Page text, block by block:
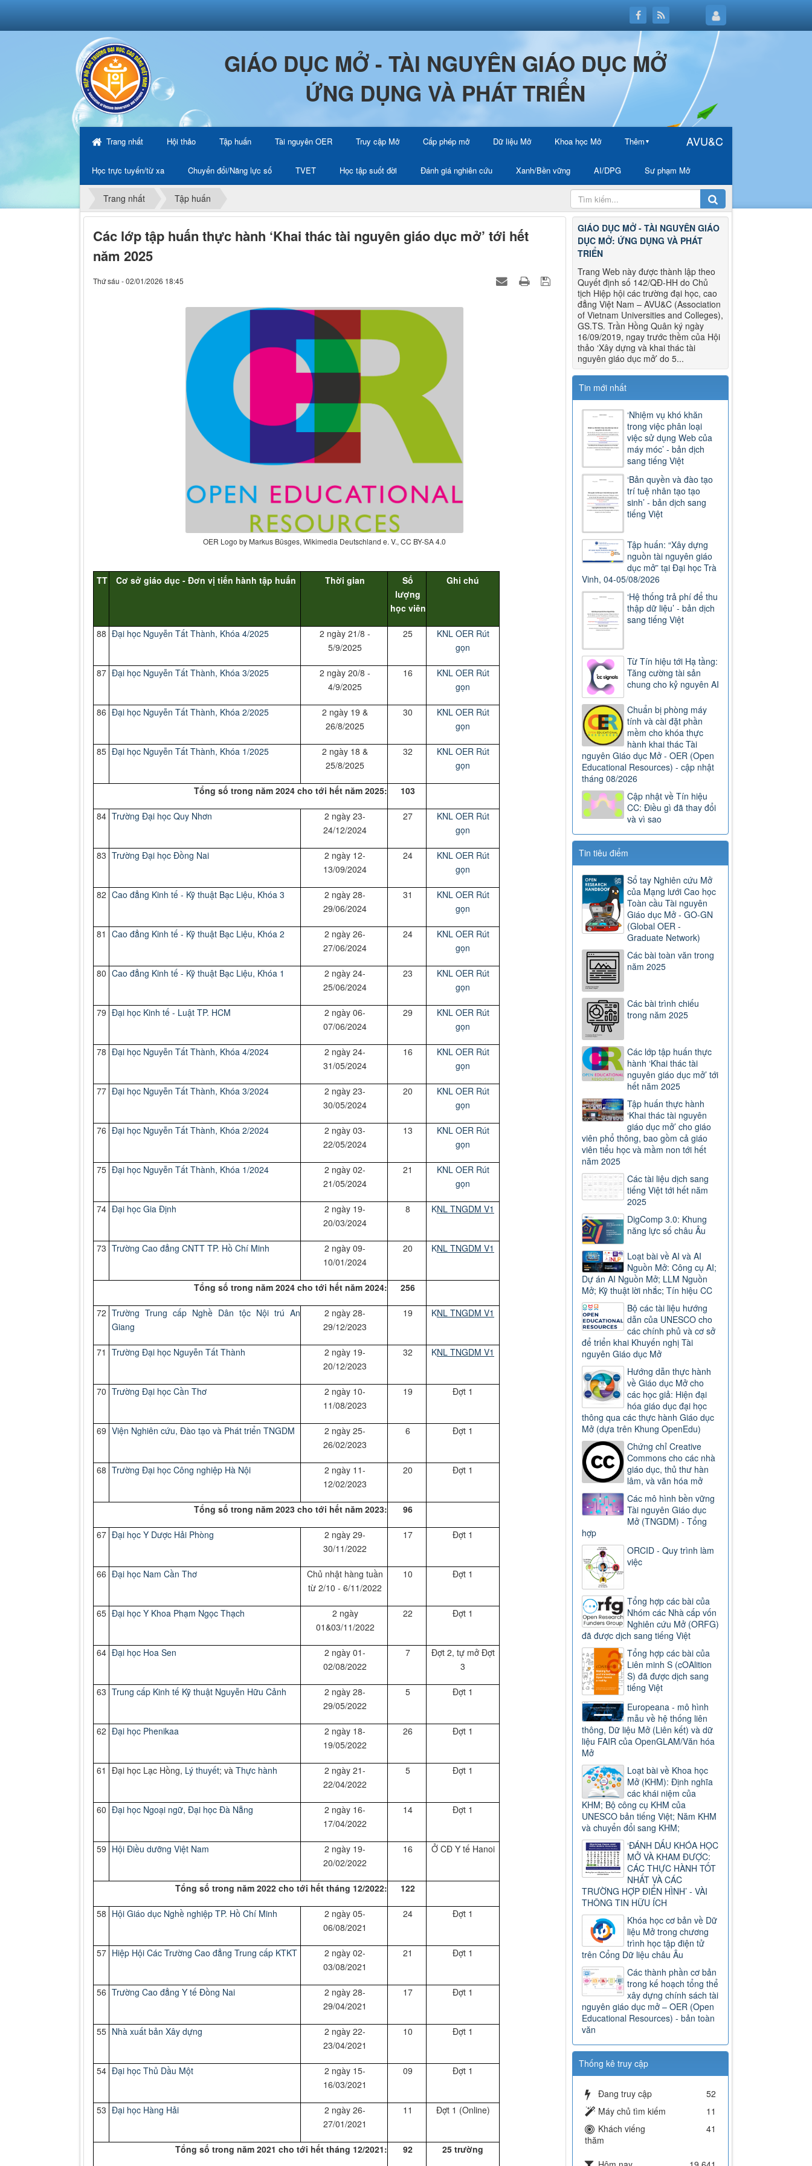
GIÁO DỤC MỞ - TÀI NGUYÊN GIÁO DỤC MỞ
ỨNG DỤNG VÀ PHÁT TRIỂN
Trang nhất Hội thảo Tập huấn Tài nguyên OER Truy cập Mở Cấp phép mở Dữ liệu Mở Khoa học Mở Thêm ▼ AVU&C
Học trực tuyến/từ xa Chuyển đổi/Năng lực số TVET Học tập suốt đời Đánh giá nghiên cứu Xanh/Bền vững AI/DPG Sư phạm Mở
Trang nhất Tập huấn
Các lớp tập huấn thực hành ‘Khai thác tài nguyên giáo dục mở’ tới hết
năm 2025
Thứ sáu - 02/01/2026 18:45
OER Logo by Markus Büsges, Wikimedia Deutschland e. V., CC BY-SA 4.0
TT Cơ sở giáo dục - Đơn vị tiến hành tập huấn Thời gian
Số
lượng
học viên
Ghi chú
88 Đại học Nguyễn Tất Thành, Khóa 4/2025
2 ngày 21/8 -
5/9/2025
25
KNL OER Rút
gọn
87 Đại học Nguyễn Tất Thành, Khóa 3/2025
2 ngày 20/8 -
4/9/2025
16
KNL OER Rút
gọn
86 Đại học Nguyễn Tất Thành, Khóa 2/2025
2 ngày 19 &
26/8/2025
30
KNL OER Rút
gọn
85 Đại học Nguyễn Tất Thành, Khóa 1/2025
2 ngày 18 &
25/8/2025
32
KNL OER Rút
gọn
Tổng số trong năm 2024 cho tới hết năm 2025: 103
84 Trường Đại học Quy Nhơn
2 ngày 23-
24/12/2024
27
KNL OER Rút
gọn
83 Trường Đại học Đồng Nai
2 ngày 12-
13/09/2024
24
KNL OER Rút
gọn
82 Cao đẳng Kinh tế - Kỹ thuật Bạc Liệu, Khóa 3
2 ngày 28-
29/06/2024
31
KNL OER Rút
gọn
81 Cao đẳng Kinh tế - Kỹ thuật Bạc Liệu, Khóa 2
2 ngày 26-
27/06/2024
24
KNL OER Rút
gọn
80 Cao đẳng Kinh tế - Kỹ thuật Bạc Liệu, Khóa 1
2 ngày 24-
25/06/2024
23
KNL OER Rút
gọn
79 Đại học Kinh tế - Luật TP. HCM
2 ngày 06-
07/06/2024
29
KNL OER Rút
gọn
78 Đại học Nguyễn Tất Thành, Khóa 4/2024
2 ngày 24-
31/05/2024
16
KNL OER Rút
gọn
77 Đại học Nguyễn Tất Thành, Khóa 3/2024
2 ngày 23-
30/05/2024
20
KNL OER Rút
gọn
76 Đại học Nguyễn Tất Thành, Khóa 2/2024
2 ngày 03-
22/05/2024
13
KNL OER Rút
gọn
75 Đại học Nguyễn Tất Thành, Khóa 1/2024
2 ngày 02-
21/05/2024
21
KNL OER Rút
gọn
74 Đại học Gia Định
2 ngày 19-
20/03/2024
8 KNL TNGDM V1
73 Trường Cao đẳng CNTT TP. Hồ Chí Minh
2 ngày 09-
10/01/2024
20 KNL TNGDM V1
Tổng số trong năm 2024 cho tới hết năm 2024: 256
72 Trường Trung cấp Nghề Dân tộc Nội trú An
Giang
2 ngày 28-
29/12/2023
19 KNL TNGDM V1
71 Trường Đại học Nguyễn Tất Thành
2 ngày 19-
20/12/2023
32 KNL TNGDM V1
70 Trường Đại học Cần Thơ
2 ngày 10-
11/08/2023
19 Đợt 1
69 Viện Nghiên cứu, Đào tạo và Phát triển TNGDM
2 ngày 25-
26/02/2023
6 Đợt 1
68 Trường Đại học Công nghiệp Hà Nội
2 ngày 11-
12/02/2023
20 Đợt 1
Tổng số trong năm 2023 cho tới hết năm 2023: 96
67 Đại học Y Dược Hải Phòng
2 ngày 29-
30/11/2022
17 Đợt 1
66 Đại học Nam Cần Thơ
Chủ nhật hàng tuần
từ 2/10 - 6/11/2022
10 Đợt 1
65 Đại học Y Khoa Phạm Ngọc Thạch
2 ngày
01&03/11/2022
22 Đợt 1
64 Đại học Hoa Sen
2 ngày 01-
02/08/2022
7
Đợt 2, tự mở Đợt
3
63 Trung cấp Kinh tế Kỹ thuật Nguyễn Hữu Cảnh
2 ngày 28-
29/05/2022
5 Đợt 1
62 Đại học Phenikaa
2 ngày 18-
19/05/2022
26 Đợt 1
61 Đại học Lạc Hồng, Lý thuyết; và Thực hành
2 ngày 21-
22/04/2022
5 Đợt 1
60 Đại học Ngoại ngữ, Đại học Đà Nẵng
2 ngày 16-
17/04/2022
14 Đợt 1
59 Hội Điều dưỡng Việt Nam
2 ngày 19-
20/02/2022
16 Ở CĐ Y tế Hanoi
Tổng số trong năm 2022 cho tới hết tháng 12/2022: 122
58 Hội Giáo dục Nghề nghiệp TP. Hồ Chí Minh
2 ngày 05-
06/08/2021
24 Đợt 1
57 Hiệp Hội Các Trường Cao đẳng Trung cấp KTKT
2 ngày 02-
03/08/2021
21 Đợt 1
56 Trường Cao đẳng Y tế Đồng Nai
2 ngày 28-
29/04/2021
17 Đợt 1
55 Nhà xuất bản Xây dựng
2 ngày 22-
23/04/2021
10 Đợt 1
54 Đại học Thủ Dầu Một
2 ngày 15-
16/03/2021
09 Đợt 1
53 Đại học Hàng Hải
2 ngày 26-
27/01/2021
11 Đợt 1 (Online)
Tổng số trong năm 2021 cho tới hết tháng 12/2021: 92 25 trường
GIÁO DỤC MỞ - TÀI NGUYÊN GIÁO
DỤC MỞ: ỨNG DỤNG VÀ PHÁT
TRIỂN
Trang Web này được thành lập theo
Quyết định số 142/QĐ-HH do Chủ
tịch Hiệp hội các trường đại học, cao
đẳng Việt Nam – AVU&C (Association
of Vietnam Universities and Colleges),
GS.TS. Trần Hồng Quân ký ngày
16/09/2019, ngay trước thềm của Hội
thảo ‘Xây dựng và khai thác tài
nguyên giáo dục mở’ do 5...
Tin mới nhất
‘Nhiệm vụ khó khăn
trong việc phân loại
việc sử dụng Web của
máy móc’ - bản dịch
sang tiếng Việt
‘Bản quyền và đào tạo
trí tuệ nhân tạo tạo
sinh’ - bản dịch sang
tiếng Việt
Tập huấn: “Xây dựng
nguồn tài nguyên giáo
dục mở” tại Đại học Trà
Vinh, 04-05/08/2026
‘Hệ thống trả phí để thu
thập dữ liệu’ - bản dịch
sang tiếng Việt
Từ Tín hiệu tới Hạ tầng:
Tăng cường tài sản
chung cho kỷ nguyên AI
Chuẩn bị phòng máy
tính và cài đặt phần
mềm cho khóa thực
hành khai thác Tài
nguyên Giáo dục Mở - OER (Open
Educational Resources) - cập nhật
tháng 08/2026
Cập nhật về Tín hiệu
CC: Điều gì đã thay đổi
và vì sao
Tin tiêu điểm
Sổ tay Nghiên cứu Mở
của Mạng lưới Cao học
Toàn cầu Tài nguyên
Giáo dục Mở - GO-GN
(Global OER -
Graduate Network)
Các bài toàn văn trong
năm 2025
Các bài trình chiếu
trong năm 2025
Các lớp tập huấn thực
hành ‘Khai thác tài
nguyên giáo dục mở’ tới
hết năm 2025
Tập huấn thực hành
‘Khai thác tài nguyên
giáo dục mở’ cho giáo
viên phổ thông, bao gồm cả giáo
viên tiểu học và mầm non tới hết
năm 2025
Các tài liệu dịch sang
tiếng Việt tới hết năm
2025
DigComp 3.0: Khung
năng lực số châu Âu
Loạt bài về AI và AI
Nguồn Mở: Công cụ AI;
Dự án AI Nguồn Mở; LLM Nguồn
Mở; Kỹ thuật lời nhắc; Tín hiệu CC
Bộ các tài liệu hướng
dẫn của UNESCO cho
các chính phủ và cơ sở
để triển khai Khuyến nghị Tài
nguyên Giáo dục Mở
Hướng dẫn thực hành
về Giáo dục Mở cho
các học giả: Hiện đại
hóa giáo dục đại học
thông qua các thực hành Giáo dục
Mở (dựa trên Khung OpenEdu)
Chứng chỉ Creative
Commons cho các nhà
giáo dục, thủ thư hàn
lâm, và văn hóa mở
Các mô hình bền vững
Tài nguyên Giáo dục
Mở (TNGDM) - Tổng
hợp
ORCID - Quy trình làm
việc
Tổng hợp các bài của
Nhóm các Nhà cấp vốn
Nghiên cứu Mở (ORFG)
đã được dịch sang tiếng Việt
Tổng hợp các bài của
Liên minh S (cOAlition
S) đã được dịch sang
tiếng Việt
Europeana - mô hình
mẫu về hệ thống liên
thông, Dữ liệu Mở (Liên kết) và dữ
liệu FAIR của OpenGLAM/Văn hóa
Mở
Loạt bài về Khoa học
Mở (KHM): Định nghĩa
các khái niệm của
KHM; Bộ công cụ KHM của
UNESCO bản tiếng Việt; Năm KHM
và chuyển đổi sang KHM;
‘ĐÁNH DẤU KHÓA HỌC
MỞ VÀ KHAM ĐƯỢC:
CÁC THỰC HÀNH TỐT
NHẤT VÀ CÁC
TRƯỜNG HỢP ĐIỂN HÌNH’ - VÀI
THÔNG TIN HỮU ÍCH
Khóa học cơ bản về Dữ
liệu Mở trong chương
trình học tập điện tử
trên Cổng Dữ liệu châu Âu
Các thành phần cơ bản
trong kế hoạch tổng thể
xây dựng chính sách tài
nguyên giáo dục mở – OER (Open
Educational Resources) - bản toàn
văn
Thống kê truy cập
Đang truy cập
52
Máy chủ tìm kiếm
11
Khách viếng
thăm
41